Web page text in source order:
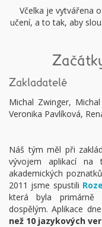
Včelka je vytvářena
učení, a to tak, aby
Zakladatelé
Michal Zwinger,
Veronika Pavlíková,
Náš tým měl při
vývojem aplikací na
akademických
2011 jsme spustili
která byla primárně
dospělým. Aplikace
než 10 jazykových